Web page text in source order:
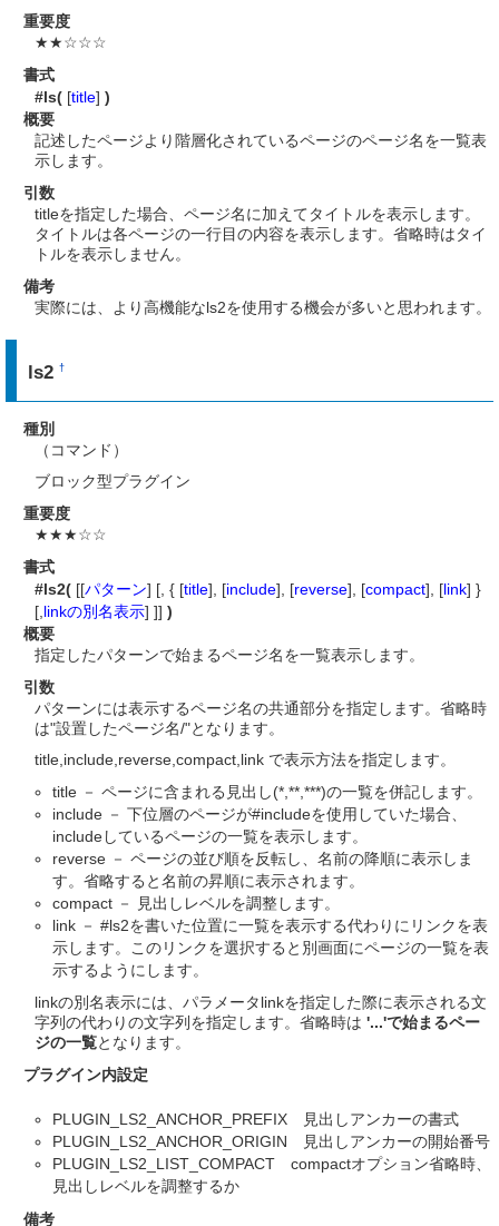
重要度
★★☆☆☆
書式
#ls( [title] )
概要
記述したページより階層化されているページのページ名を一覧表
示します。
引数
titleを指定した場合、ページ名に加えてタイトルを表示します。
タイトルは各ページの一行目の内容を表示します。省略時はタイ
トルを表示しません。
備考
実際には、より高機能なls2を使用する機会が多いと思われます。
ls2†
種別
（コマンド）
ブロック型プラグイン
重要度
★★★☆☆
書式
#ls2( [[パターン] [, { [title], [include], [reverse], [compact], [link] }
[, linkの別名表示] ]] )
概要
指定したパターンで始まるページ名を一覧表示します。
引数
パターンには表示するページ名の共通部分を指定します。省略時
は"設置したページ名/"となります。
title,include,reverse,compact,link で表示方法を指定します。
title － ページに含まれる見出し(*,**,***)の一覧を併記します。
include － 下位層のページが#includeを使用していた場合、
includeしているページの一覧を表示します。
reverse － ページの並び順を反転し、名前の降順に表示しま
す。省略すると名前の昇順に表示されます。
compact － 見出しレベルを調整します。
link － #ls2を書いた位置に一覧を表示する代わりにリンクを表
示します。このリンクを選択すると別画面にページの一覧を表
示するようにします。
linkの別名表示には、パラメータlinkを指定した際に表示される文
字列の代わりの文字列を指定します。省略時は '...'で始まるペー
ジの一覧となります。
プラグイン内設定
PLUGIN_LS2_ANCHOR_PREFIX 見出しアンカーの書式
PLUGIN_LS2_ANCHOR_ORIGIN 見出しアンカーの開始番号
PLUGIN_LS2_LIST_COMPACT compactオプション省略時、
見出しレベルを調整するか
備考